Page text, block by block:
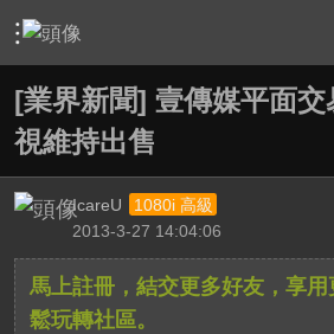
› 綜合討論區 › 台灣UHD TV發展討
[業界新聞] 壹傳媒平面
視維持出售
IcareU
1080i 高級
2013-3-27 14:04:06
馬上註冊，結交更多好友，享
鬆玩轉社區。